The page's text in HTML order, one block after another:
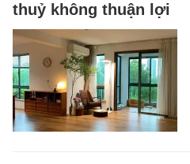
thuỷ không thuận lợi